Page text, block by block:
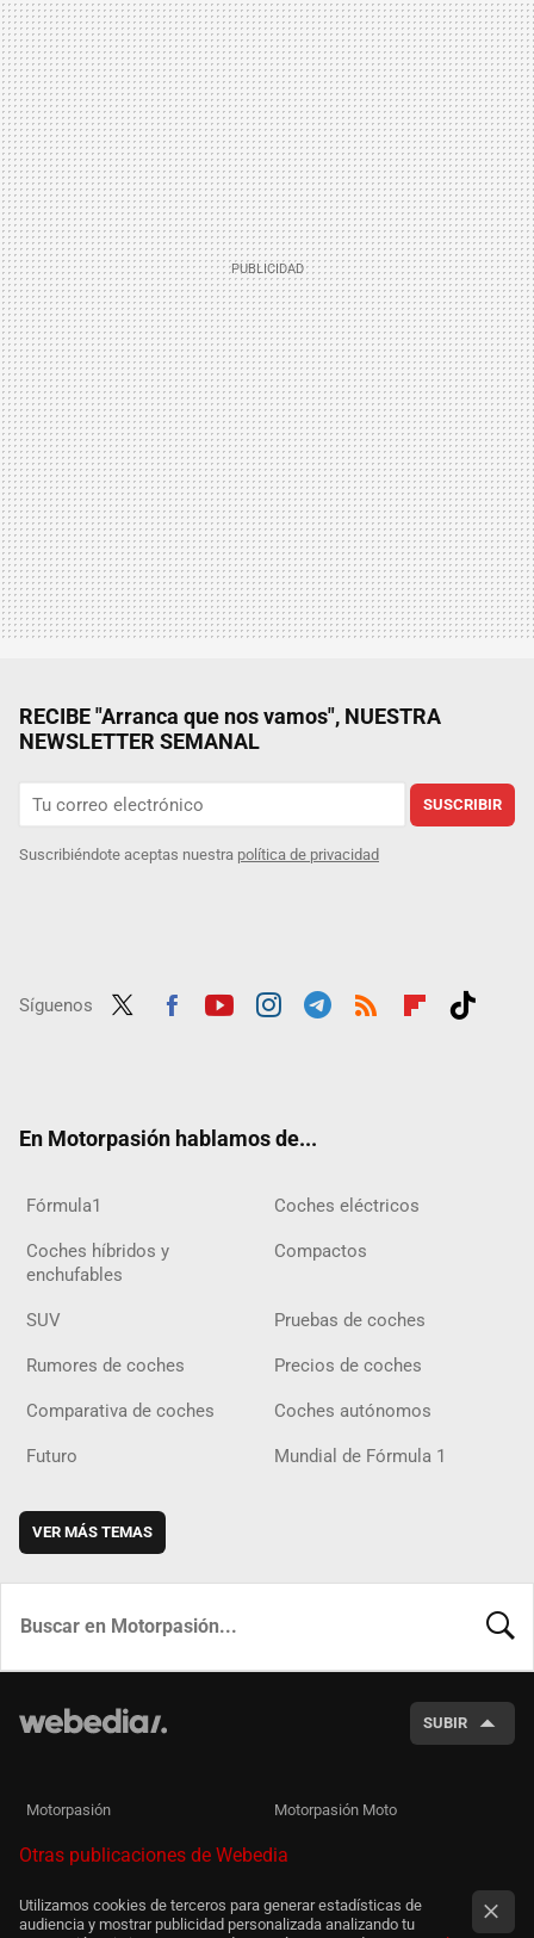
RECIBE "Arranca que nos vamos", NUESTRA
NEWSLETTER SEMANAL
SUSCRIBIR
Suscribiéndote aceptas nuestra política de privacidad
Síguenos
En Motorpasión hablamos de...
Fórmula1 Coches eléctricos
Coches híbridos y
enchufables
Compactos
SUV Pruebas de coches
Rumores de coches Precios de coches
Comparativa de coches Coches autónomos
Futuro Mundial de Fórmula 1
VER MÁS TEMAS
SUBIR
Motorpasión Motorpasión Moto
Otras publicaciones de Webedia
Utilizamos cookies de terceros para generar estadísticas de
audiencia y mostrar publicidad personalizada analizando tu